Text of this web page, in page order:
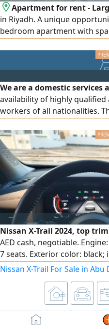
Apartment for rent -
in Riyadh. A unique
bedroom apartment with
finishing, and a practical
levels of comfort and
and ready for immediate
living room
We are a domestic
availability of highly
workers of all nationalities.
both within and outside the
ironing, cooking, and all
available on an hourly,
have an Ethiopian domestic
Nissan X-Trail 2024, top
AED cash, negotiable.
7 seats. Exterior color:
53,000 km. The car is very
ceramic coating, with full
Nissan warranty and
need for any extra expenses.
Nissan X-Trail For Sale in